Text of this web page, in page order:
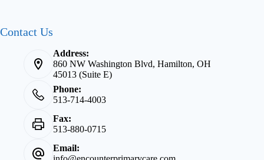
Contact Us
Address:
860 NW Washington Blvd, Hamilton, OH
45013 (Suite E)
Phone:
513-714-4003
Fax:
513-880-0715
Email: